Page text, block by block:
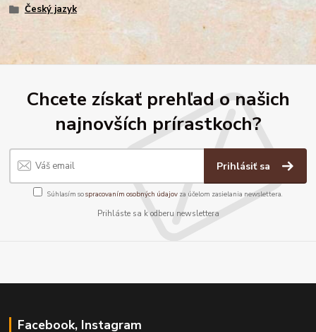
Český jazyk
Chcete získať prehľad o našich
najnovších prírastkoch?
Prihlásiť sa
Súhlasím sospracovaním osobných údajov za účelom zasielania newslettera.
Prihláste sa k odberu newslettera
Facebook, Instagram